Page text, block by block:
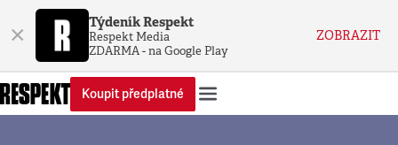
× Týdeník Respekt
Respekt Media
ZDARMA - na Google Play
ZOBRAZIT
Koupit předplatné